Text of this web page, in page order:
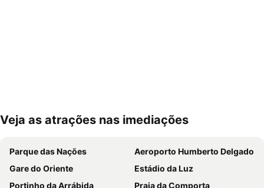
Ampliar mapa
Veja as atrações nas imediações
Parque das Nações
Aeroporto Humberto Delgado
Gare do Oriente
Estádio da Luz
Portinho da Arrábida
Praia da Comporta